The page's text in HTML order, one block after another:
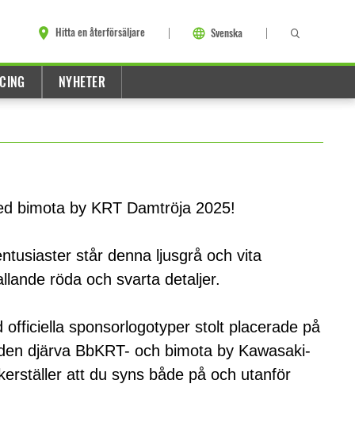
Hitta en återförsäljare Svenska
NYHETER
bimota by KRT Damtröja 2025!
står denna ljusgrå och vita
röda och svarta detaljer.
officiella sponsorlogotyper stolt placerade på
djärva BbKRT- och bimota by Kawasaki-
att du syns både på och utanför